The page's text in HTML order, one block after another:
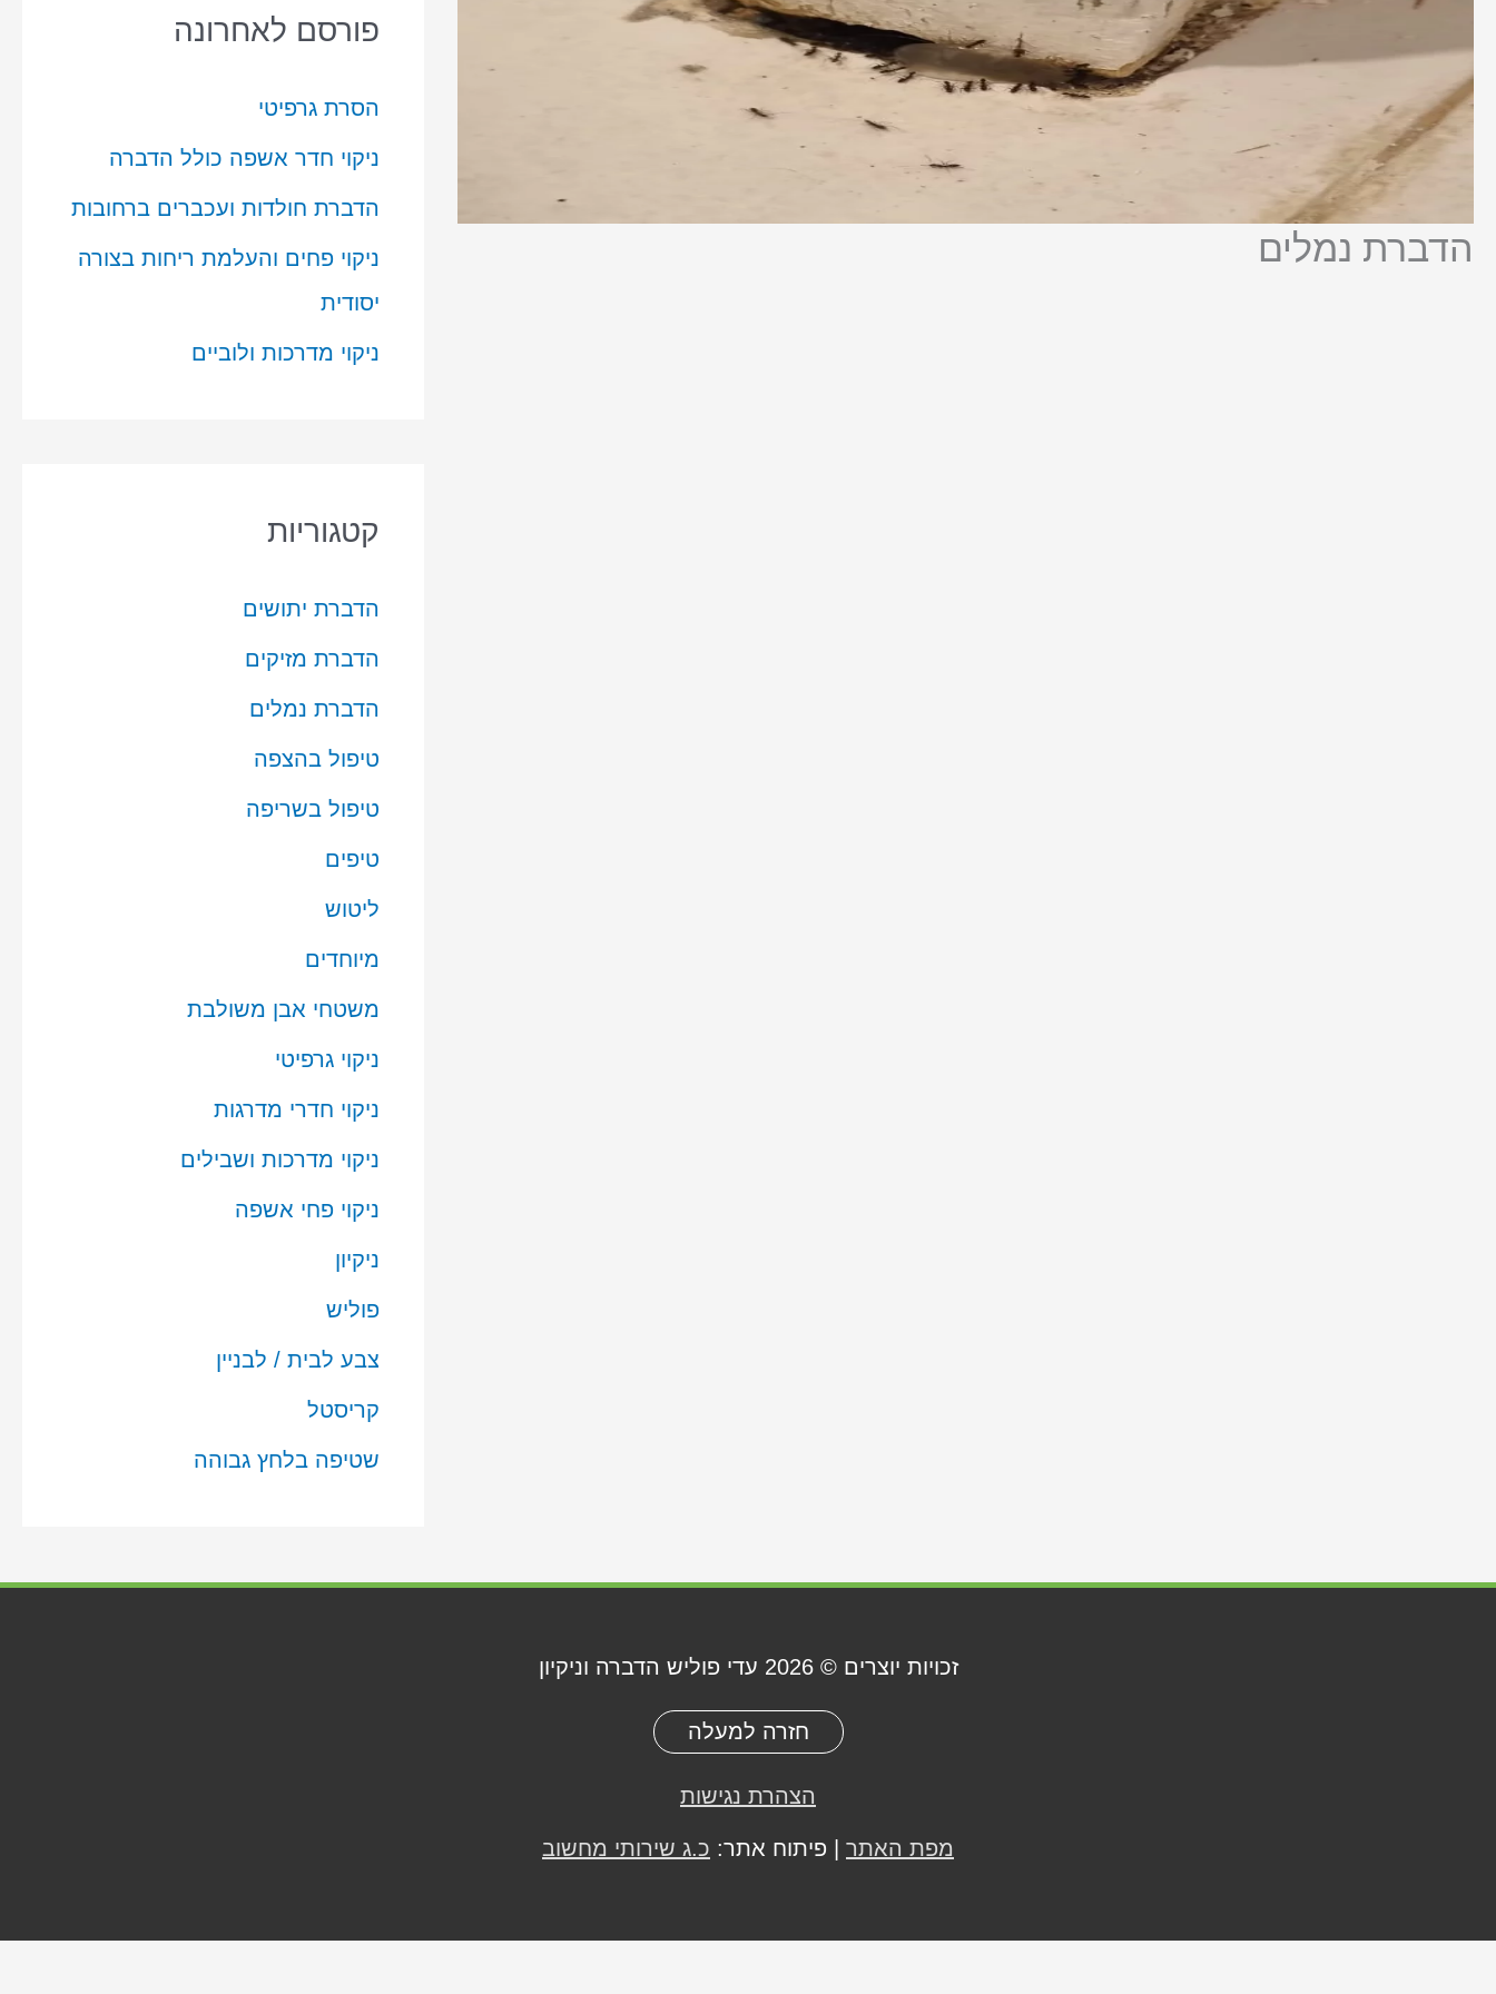
הדברת נמלים
פורסם לאחרונה
הסרת גרפיטי
ניקוי חדר אשפה כולל הדברה
הדברת חולדות ועכברים ברחובות
ניקוי פחים והעלמת ריחות בצורה
יסודית
ניקוי מדרכות ולוביים
קטגוריות
הדברת יתושים
הדברת מזיקים
הדברת נמלים
טיפול בהצפה
טיפול בשריפה
טיפים
ליטוש
מיוחדים
משטחי אבן משולבת
ניקוי גרפיטי
ניקוי חדרי מדרגות
ניקוי מדרכות ושבילים
ניקוי פחי אשפה
ניקיון
פוליש
צבע לבית / לבניין
קריסטל
שטיפה בלחץ גבוהה
זכויות יוצרים © 2026 עדי פוליש הדברה וניקיון
חזרה למעלה
הצהרת נגישות
מפת האתר | פיתוח אתר: כ.ג שירותי מחשוב